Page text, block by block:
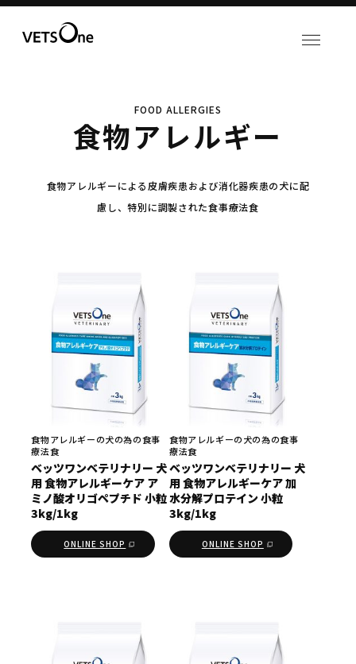
FOOD ALLERGIES
食物アレルギー
食物アレルギーによる皮膚疾患および消化器疾患の犬に配
慮し、特別に調製された食事療法食
食物アレルギーの犬の為の食事
療法食
ベッツワンベテリナリー 犬
用 食物アレルギーケア ア
ミノ酸オリゴペプチド 小粒
3kg/1kg
ONLINE SHOP
食物アレルギーの犬の為の食事
療法食
ベッツワンベテリナリー 犬
用 食物アレルギーケア 加
水分解プロテイン 小粒
3kg/1kg
ONLINE SHOP